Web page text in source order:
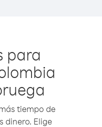
para
tiempo de
dinero. Elige